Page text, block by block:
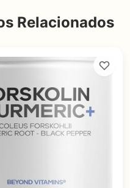
Relacionados